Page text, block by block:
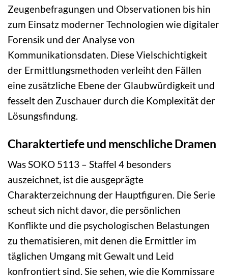
Zeugenbefragungen und Observationen bis hin
zum Einsatz moderner Technologien wie digitaler
Forensik und der Analyse von
Kommunikationsdaten. Diese Vielschichtigkeit
der Ermittlungsmethoden verleiht den Fällen
eine zusätzliche Ebene der Glaubwürdigkeit und
fesselt den Zuschauer durch die Komplexität der
Lösungsfindung.
Charaktertiefe und menschliche Dramen
Was SOKO 5113 – Staffel 4 besonders
auszeichnet, ist die ausgeprägte
Charakterzeichnung der Hauptfiguren. Die Serie
scheut sich nicht davor, die persönlichen
Konflikte und die psychologischen Belastungen
zu thematisieren, mit denen die Ermittler im
täglichen Umgang mit Gewalt und Leid
konfrontiert sind. Sie sehen, wie die Kommissare